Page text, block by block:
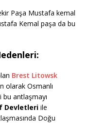
Paşa Mustafa kemal
Kemal paşa da bu
Brest Litowsk
olarak Osmanlı
bu antlaşmayı
Devletleri ile
Doğu